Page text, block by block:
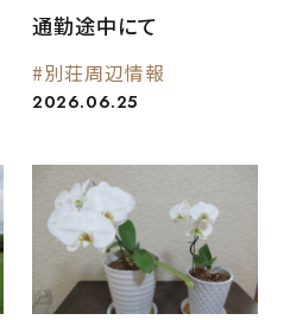
通勤途中にて
#別荘周辺情報
2026.06.25